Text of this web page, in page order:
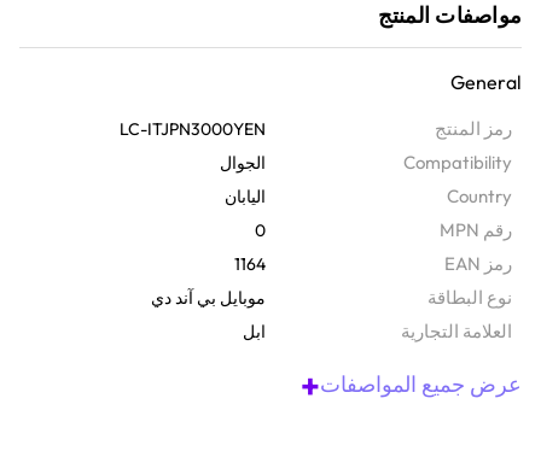
هادي أحبائك ببطاقة الهدية لمرح بلا توقف مع بطاقة الهدايا هذه. يتم إرسالخا
في شكل رمز رقمي عبر البريد الإلكتروني، وتتيح لك هذه البطاقة التي تبلغ
تخزين آي كلاود والاشتراكات وغيرها باستخدام معرف آبل الخاص بك. سواء
كنت تقدمها كهدية أو تدلل نفسك، فهي تعمل بسلاسة على آيفون وآيباد
وآيبود تاتش وماك وحتى أندرويد، ومن السهل جدًا استردادها على جميع
الأجهزة.
مواصفات المنتج
General
رمز المنتج LC-ITJPN3000YEN
Compatibility الجوال
Country اليابان
رقم MPN 0
رمز EAN 1164
نوع البطاقة موبايل بي آند دي
‫العلامة التجارية ابل
عرض جميع المواصفات+